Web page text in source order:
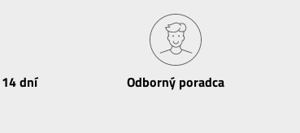
dní Odborný poradca